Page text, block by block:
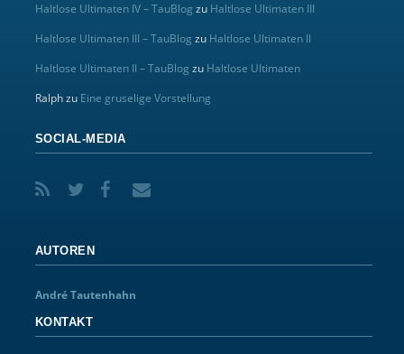
Haltlose Ultimaten IV – TauBlog zu Haltlose Ultimaten III
Haltlose Ultimaten III – TauBlog zu Haltlose Ultimaten II
Haltlose Ultimaten II – TauBlog zu Haltlose Ultimaten
Ralphzu Eine gruselige Vorstellung
SOCIAL-MEDIA
AUTOREN
André Tautenhahn
KONTAKT